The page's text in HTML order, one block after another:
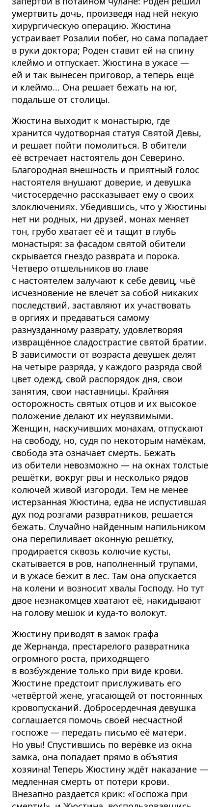
умертвить дочь, произведя над ней некую
хирургическую операцию. Жюстина
устраивает Розалии побег, но сама попадает
в руки доктора; Роден ставит ей на спину
клеймо и отпускает. Жюстина в ужасе —
ей и так вынесен приговор, а теперь ещё
и клеймо... Она решает бежать на юг,
подальше от столицы.
Жюстина выходит к монастырю, где
хранится чудотворная статуя Святой Девы,
и решает пойти помолиться. В обители
её встречает настоятель дон Северино.
Благородная внешность и приятный голос
настоятеля внушают доверие, и девушка
чистосердечно рассказывает ему о своих
злоключениях. Убедившись, что у Жюстины
нет ни родных, ни друзей, монах меняет
тон, грубо хватает её и тащит в глубь
монастыря: за фасадом святой обители
скрывается гнездо разврата и порока.
Четверо отшельников во главе
с настоятелем залучают к себе девиц, чьё
исчезновение не влечёт за собой никаких
последствий, заставляют их участвовать
в оргиях и предаваться самому
разнузданному разврату, удовлетворяя
извращённое сладострастие святой братии.
В зависимости от возраста девушек делят
на четыре разряда, у каждого разряда свой
цвет одежд, свой распорядок дня, свои
занятия, свои наставницы. Крайняя
осторожность святых отцов и их высокое
положение делают их неуязвимыми.
Женщин, наскучивших монахам, отпускают
на свободу, но, судя по некоторым намёкам,
свобода эта означает смерть. Бежать
из обители невозможно — на окнах толстые
решётки, вокруг рвы и несколько рядов
колючей живой изгороди. Тем не менее
истерзанная Жюстина, едва не испустившая
дух под розгами развратников, решается
бежать. Случайно найденным напильником
она перепиливает оконную решётку,
продирается сквозь колючие кусты,
скатывается в ров, наполненный трупами,
и в ужасе бежит в лес. Там она опускается
на колени и возносит хвалы Господу. Но тут
двое незнакомцев хватают её, накидывают
на голову мешок и куда-то волокут.
Жюстину приводят в замок графа
де Жернанда, престарелого развратника
огромного роста, приходящего
в возбуждение только при виде крови.
Жюстине предстоит прислуживать его
четвёртой жене, угасающей от постоянных
кровопусканий. Добросердечная девушка
соглашается помочь своей несчастной
госпоже — передать письмо её матери.
Но увы! Спустившись по верёвке из окна
замка, она попадает прямо в объятия
хозяина! Теперь Жюстину ждёт наказание —
медленная смерть от потери крови.
Внезапно раздаётся крик: «Госпожа при